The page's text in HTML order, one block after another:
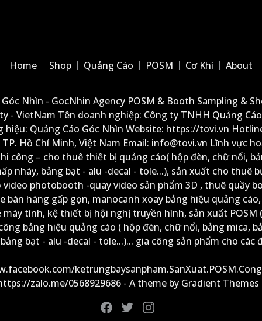
Home Shop Quảng Cáo POSM Cơ Khí About
Nhìn - GocNhin Agency POSM & Booth Sampling &
- VietNam Tên doanh nghiệp: Công ty TNHH Quảng
Quảng Cáo Góc Nhìn Website: https://tovi.vn
Hồ Chí Minh, Việt Nam Email: info@tovi.vn Lĩnh vực
công – cho thuê thiết bị quảng cáo( hộp đèn, chữ nổi,
nháy, bảng bạt - alu -decal - tole...), sản xuất cho thuê
photobooth -quay video sản phẩm 3D , thuê quầy
bán hàng gấp gọn, manocanh xoay bảng hiệu quảng
tính, kệ thiết bị hội nghị truyền hình, sản xuất POSM
bảng hiệu quảng cáo ( hộp đèn, chữ nổi, bảng mica,
bạt - alu -decal - tole...)... gia công sản phẩm cho các
zalo.me/0568929686 - A theme by Gradient